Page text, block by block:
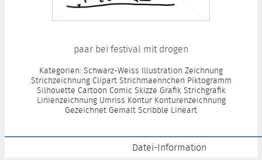
paar bei festival mit drogen
Kategorien: Schwarz-Weiss Illustration Zeichnung
Strichzeichnung Clipart Strichmaennchen Piktogramm
Silhouette Cartoon Comic Skizze Grafik Strichgrafik
Linienzeichnung Umriss Kontur Konturenzeichnung
Gezeichnet Gemalt Scribble Lineart
Datei-Information